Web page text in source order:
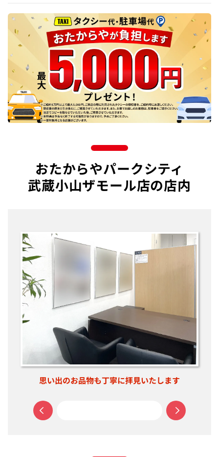
おたからやパークシティ
武蔵小山ザモール店の店内
思い出のお品物も丁寧に拝見いたします